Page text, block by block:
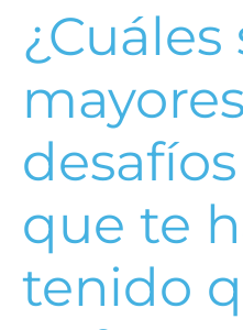
¿Cuáles
mayores
que te
tenido